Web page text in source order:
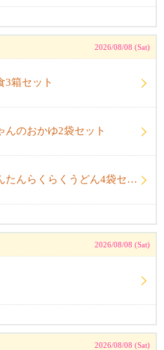
2026/08/08 (Sat)
箱セット
のおかゆ2袋セット
取引中③赤ちゃんかんたんらくらくうどん4袋セット
2026/08/08 (Sat)
2026/08/08 (Sat)